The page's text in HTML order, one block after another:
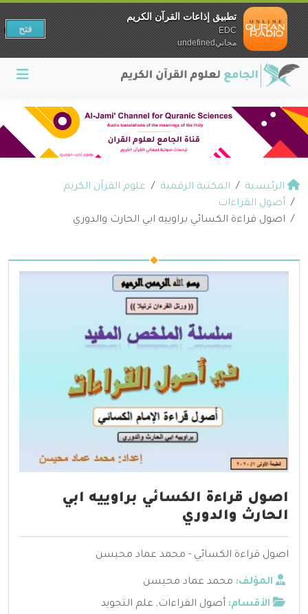
الرئيسية المكتبة الرقمية
علوم القرآن الكريم
أصول القراءات
اصول قراءة الكسائي براوييه ابي الحارث والدوري
اصول قراءة الكسائي براوييه ابي
الحارث والدوري
اصول قراءة الكسائي - محمد عماد محيسن
المؤلف: محمد عماد محيسن
الأقسام: أصول القراءات, علم التجويد
تطبيق إذاعات القرآن الكريم
EDC
مجانيundefined
فتح